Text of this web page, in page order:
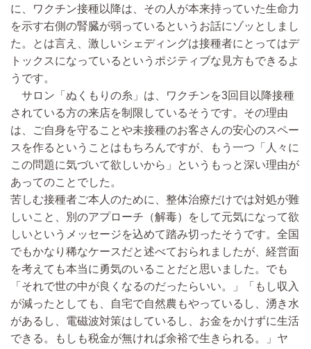
に、ワクチン接種以降は、その人が本来持っていた生命力
を示す右側の腎臓が弱っているというお話にゾッとしまし
た。とは言え、激しいシェディングは接種者にとってはデ
トックスになっているというポジティブな見方もできるよ
うです。
サロン「ぬくもりの糸」は、ワクチンを3回目以降接種
されている方の来店を制限しているそうです。その理由
は、ご自身を守ることや未接種のお客さんの安心のスペー
スを作るということはもちろんですが、もう一つ「人々に
この問題に気づいて欲しいから」というもっと深い理由が
あってのことでした。
苦しむ接種者ご本人のために、整体治療だけでは対処が難
しいこと、別のアプローチ（解毒）をして元気になって欲
しいというメッセージを込めて踏み切ったそうです。全国
でもかなり稀なケースだと述べておられましたが、経営面
を考えても本当に勇気のいることだと思いました。でも
「それで世の中が良くなるのだったらいい。」「もし収入
が減ったとしても、自宅で自然農もやっているし、湧き水
があるし、電磁波対策はしているし、お金をかけずに生活
できる。もしも税金が無ければ余裕で生きられる。」ヤ